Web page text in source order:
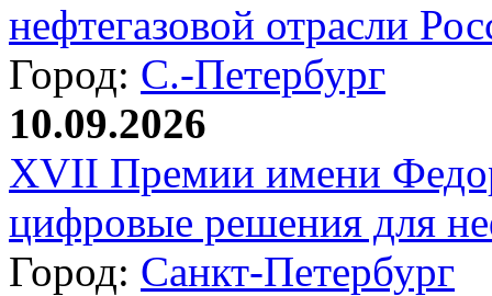
нефтегазовой отрасли
Город: С.-Петербург
10.09.2026
XVII Премии имени
цифровые решения для
Город: Санкт-Петербург